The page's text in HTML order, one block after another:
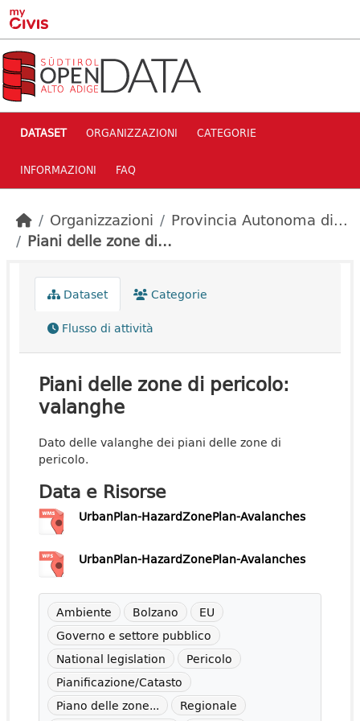
Skip to main content
DATASET ORGANIZZAZIONI CATEGORIE
INFORMAZIONI FAQ
Organizzazioni
Provincia Autonoma di...
Piani delle zone di...
Dataset
Categorie
Flusso di attività
Piani delle zone di pericolo:
valanghe
Dato delle valanghe dei piani delle zone di
pericolo.
Data e Risorse
UrbanPlan-HazardZonePlan-Avalanches
UrbanPlan-HazardZonePlan-Avalanches
Ambiente Bolzano
EU
Governo e settore pubblico
National legislation
Pericolo
Pianificazione/Catasto
Piano delle zone...
Regionale